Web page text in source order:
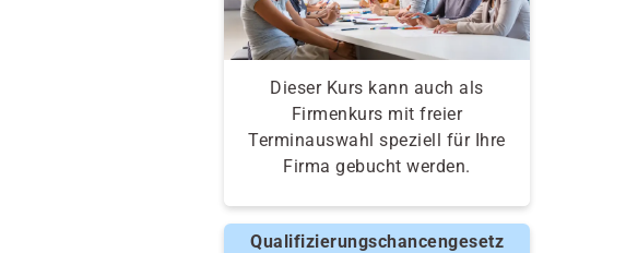
Dieser Kurs kann auch als
Firmenkurs mit freier
Terminauswahl speziell für Ihre
Firma gebucht werden.
Qualifizierungschancengesetz